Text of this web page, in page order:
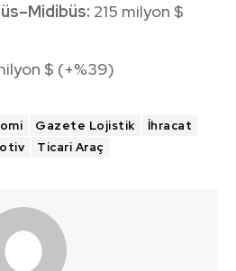
215 milyon $
$ (+%39)
Gazete Lojistik
İhracat
Ticari Araç